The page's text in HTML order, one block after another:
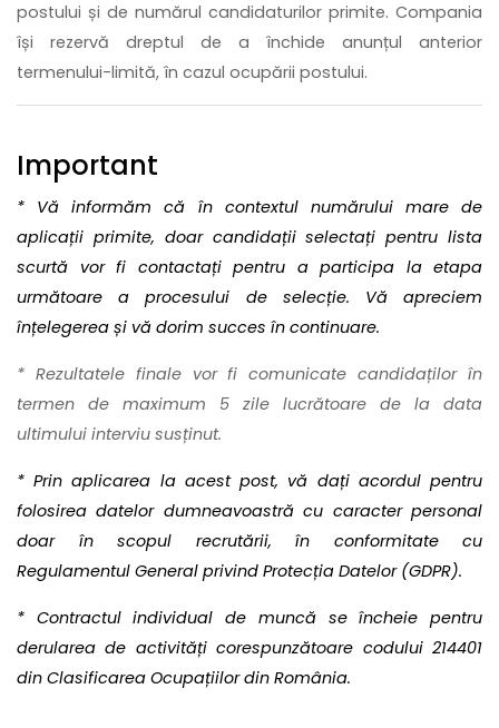
postului și de numărul candidaturilor primite. Compania
își rezervă dreptul de a închide anunțul anterior
termenului-limită, în cazul ocupării postului.
Important
* Vă informăm că în contextul numărului mare de
aplicații primite, doar candidații selectați pentru lista
scurtă vor fi contactați pentru a participa la etapa
următoare a procesului de selecție. Vă apreciem
înțelegerea și vă dorim succes în continuare.
* Rezultatele finale vor fi comunicate candidaților în
termen de maximum 5 zile lucrătoare de la data
ultimului interviu susținut.
* Prin aplicarea la acest post, vă dați acordul pentru
folosirea datelor dumneavoastră cu caracter personal
doar în scopul recrutării, în conformitate cu
Regulamentul General privind Protecția Datelor (GDPR).
* Contractul individual de muncă se încheie pentru
derularea de activități corespunzătoare codului 214401
din Clasificarea Ocupațiilor din România.